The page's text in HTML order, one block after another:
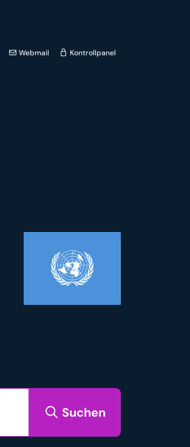
Webmail Kontrollpanel
Suchen